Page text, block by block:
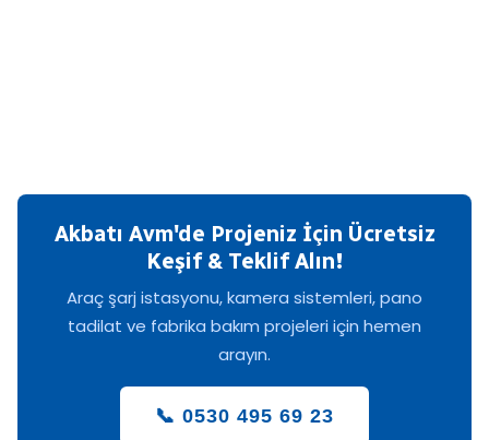
Akbatı Avm'de Projeniz İçin Ücretsiz
Keşif & Teklif Alın!
Araç şarj istasyonu, kamera sistemleri, pano
tadilat ve fabrika bakım projeleri için hemen
arayın.
📞 0530 495 69 23